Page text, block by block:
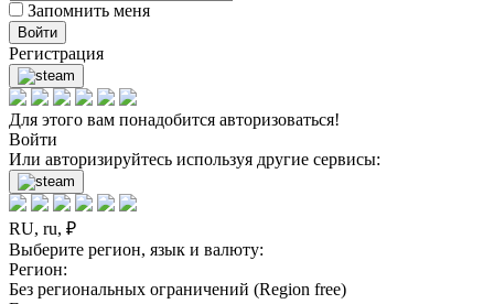
Запомнить меня
Войти
Регистрация
Для этого вам понадобится авторизоваться!
Войти
Или авторизируйтесь используя другие сервисы:
RU, ru, ₽
Выберите регион, язык и валюту:
Регион:
Без региональных ограничений (Region free)